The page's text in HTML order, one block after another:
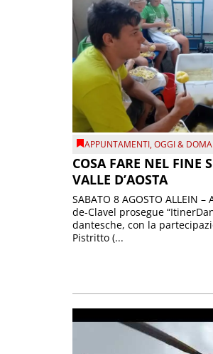
APPUNTAMENTI,OGGI &
COSA FARE NEL FINE
VALLE D’AOSTA
SABATO 8 AGOSTO ALLEIN
de-Clavel prosegue
dantesche, con la
Pistritto (...